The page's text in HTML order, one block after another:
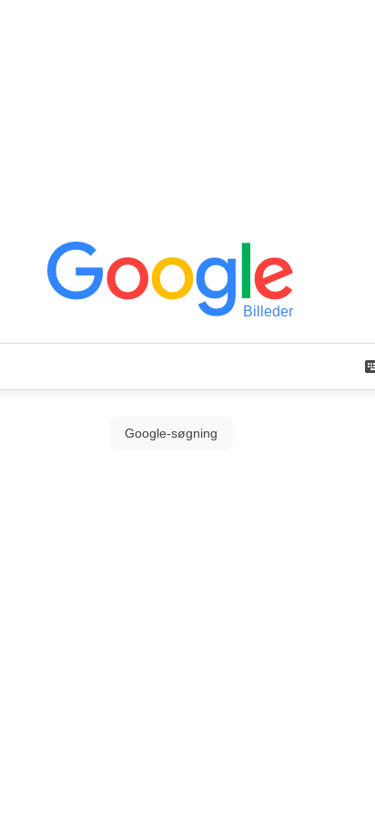
Billeder